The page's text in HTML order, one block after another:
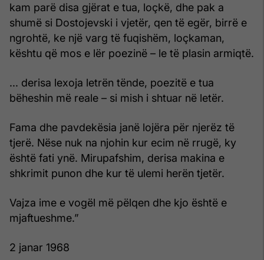
kam parë disa gjërat e tua, loçkë, dhe pak a
shumë si Dostojevski i vjetër, qen të egër, birrë e
ngrohtë, ke një varg të fuqishëm, loçkaman,
kështu që mos e lër poezinë – le të plasin armiqtë.
... derisa lexoja letrën tënde, poezitë e tua
bëheshin më reale – si mish i shtuar në letër.
Fama dhe pavdekësia janë lojëra për njerëz të
tjerë. Nëse nuk na njohin kur ecim në rrugë, ky
është fati ynë. Mirupafshim, derisa makina e
shkrimit punon dhe kur të ulemi herën tjetër.
Vajza ime e vogël më pëlqen dhe kjo është e
mjaftueshme.”
2 janar 1968